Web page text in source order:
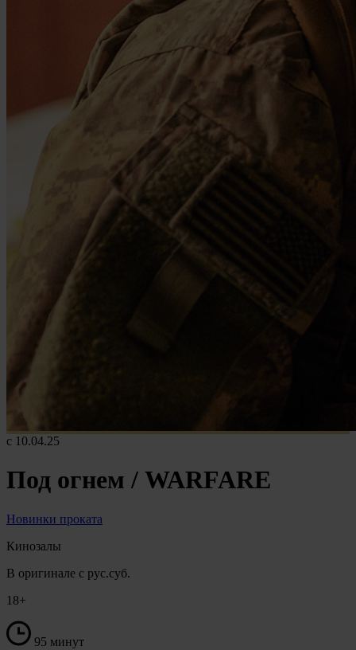
c 10.04.25
Под огнем / WARFARE
Новинки проката
Кинозалы
В оригинале с рус.суб.
18+
95 минут